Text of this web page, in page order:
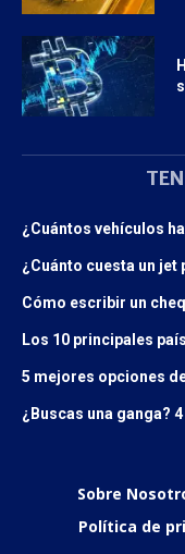
¿Cuántos vehículos
¿Cuánto cuesta un
Cómo escribir un
Los 10 principales
5 mejores opciones
¿Buscas una ganga?
Sobre
Política de